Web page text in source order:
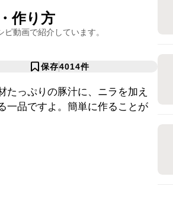
作り方
動画で紹介しています。
保存4014件
たっぷりの豚汁に、ニラを加え
一品ですよ。簡単に作ることが